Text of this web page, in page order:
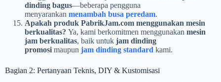
dinding bagus—beberapa pengguna
menyarankan menambah busa peredam.
Apakah produk PabrikJam.com menggunakan mesin
berkualitas? Ya, kami berkomitmen menggunakan mesin
jam berkualitas, baik untuk jam dinding
promosi maupun jam dinding standard kami.
Bagian 2: Pertanyaan Teknis, DIY & Kustomisasi